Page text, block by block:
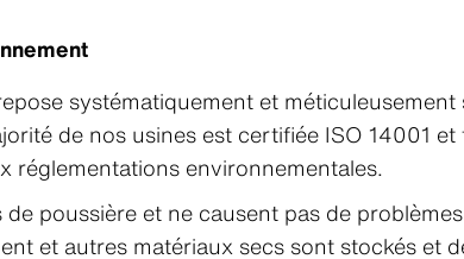
systématiquement et méticuleusement
de nos usines est certifiée ISO 14001
réglementations environnementales.
de poussière et ne causent pas de
et autres matériaux secs sont stockés et